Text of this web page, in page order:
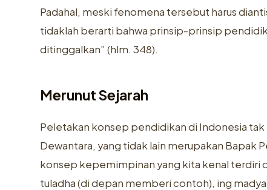
Padahal, meski fenomena tersebut harus
tidaklah berarti bahwa prinsip-prinsip
ditinggalkan” (hlm. 348).
Merunut Sejarah
Peletakan konsep pendidikan di Indonesia
Dewantara, yang tidak lain merupakan Bapak
konsep kepemimpinan yang kita kenal terdiri
tuladha (di depan memberi contoh), ing